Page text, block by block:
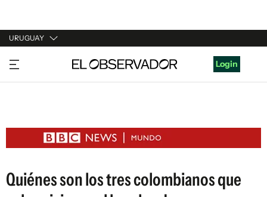
URUGUAY
URUGUAY
ARGENTINA
ESTADOS UNIDOS
Login
Quiénes son los tres colombianos que